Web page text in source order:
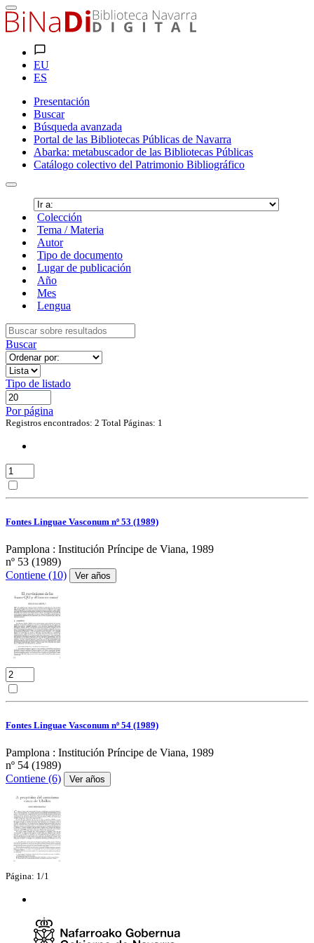
EU
ES
Presentación
Buscar
Búsqueda avanzada
Portal de las Bibliotecas Públicas de Navarra
Abarka: metabuscador de las Bibliotecas Públicas
Catálogo colectivo del Patrimonio Bibliográfico
Colección
Tema / Materia
Autor
Tipo de documento
Lugar de publicación
Año
Mes
Lengua
Buscar
Tipo de listado
Por página
Registros encontrados: 2 Total Páginas: 1
Fontes Linguae Vasconum nº 53 (1989)
Pamplona : Institución Príncipe de Viana, 1989
nº 53 (1989)
Contiene (10)
Ver años
Fontes Linguae Vasconum nº 54 (1989)
Pamplona : Institución Príncipe de Viana, 1989
nº 54 (1989)
Contiene (6)
Ver años
Página: 1/1